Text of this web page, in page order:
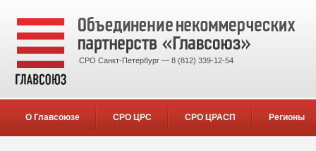
СРО Санкт-Петербург — 8 (812) 339-12-54
О Главсоюзе СРО ЦРС СРО ЦРАСП Регионы